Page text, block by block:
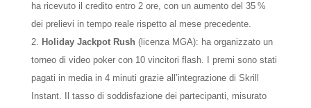
ha ricevuto il credito entro 2 ore, con un aumento del 35 %
dei prelievi in tempo reale rispetto al mese precedente.
Holiday Jackpot Rush (licenza MGA): ha organizzato un
torneo di video poker con 10 vincitori flash. I premi sono stati
pagati in media in 4 minuti grazie all’integrazione di Skrill
Instant. Il tasso di soddisfazione dei partecipanti, misurato